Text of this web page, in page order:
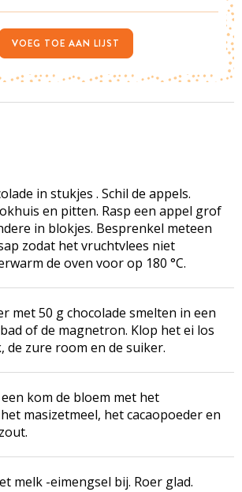
in stukjes . Schil de appels.
en pitten. Rasp een appel grof
in blokjes. Besprenkel meteen
zodat het vruchtvlees niet
de oven voor op 180 °C.
met 50 g chocolade smelten in een
of de magnetron. Klop het ei los
de zure room en de suiker.
kom de bloem met het
masizetmeel, het cacaopoeder en
melk -eimengsel bij. Roer glad.
VOEG TOE AAN LIJST